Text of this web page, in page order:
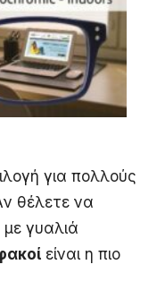
για πολλούς
θέλετε να
γυαλιά
είναι η πιο